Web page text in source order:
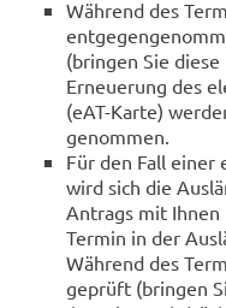
Während des
(bringen Sie
Erneuerung des
(eAT-Karte)
genommen.
Für den Fall einer
wird sich die
Antrags mit Ihnen
Termin in der
Während des
geprüft (bringen